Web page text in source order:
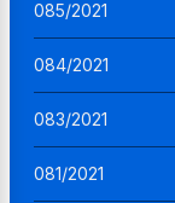
085/2021
084/2021
083/2021
081/2021